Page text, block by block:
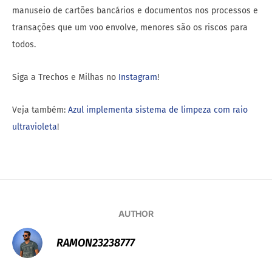
manuseio de cartões bancários e documentos nos processos e
transações que um voo envolve, menores são os riscos para
todos.
Siga a Trechos e Milhas no Instagram!
Veja também: Azul implementa sistema de limpeza com raio
ultravioleta!
AUTHOR
RAMON23238777